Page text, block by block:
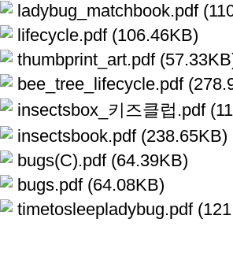
ladybug_matchbook.pdf
lifecycle.pdf (106.46KB)
thumbprint_art.pdf
bee_tree_lifecycle.pdf
insectsbox_키즈클럽.pdf
insectsbook.pdf (238.65KB)
bugs(C).pdf (64.39KB)
bugs.pdf (64.08KB)
timetosleepladybug.pdf